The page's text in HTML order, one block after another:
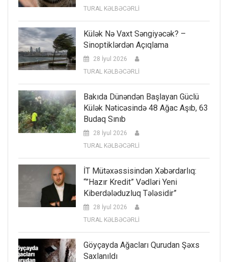
TURAL KƏLBƏCƏRLİ
Külək Nə Vaxt Səngiyəcək? –
Sinoptiklərdən Açıqlama
28 İyul 2026
TURAL KƏLBƏCƏRLİ
Bakıda Dünəndən Başlayan Güclü
Külək Nəticəsində 48 Ağac Aşıb, 63
Budaq Sınıb
28 İyul 2026
TURAL KƏLBƏCƏRLİ
İT Mütəxəssisindən Xəbərdarlıq:
“”Hazır Kredit” Vədləri Yeni
Kiberdələduzluq Tələsidir”
28 İyul 2026
TURAL KƏLBƏCƏRLİ
Göyçayda Ağacları Qurudan Şəxs
Saxlanıldı